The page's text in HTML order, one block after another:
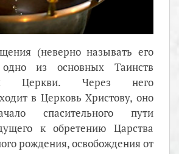
(неверно называть его
из основных Таинств
Церкви. Через него
в Церковь Христову, оно
спасительного пути
к обретению Царства
рождения, освобождения от